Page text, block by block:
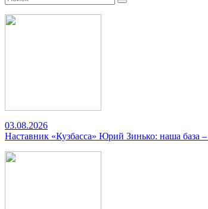
03.08.2026
Наставник «Кузбасса» Юрий Зинько: наша база